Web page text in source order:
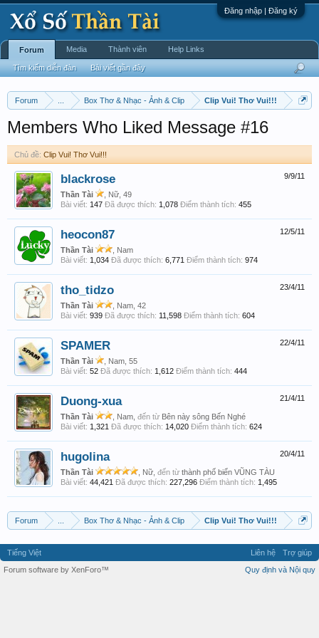
Đăng nhập | Đăng ký
Forum Box Thơ & Nhạc - Ảnh & Clip Clip Vui! Thơ Vui!!!
Members Who Liked Message #16
Chủ đề: Clip Vui! Thơ Vui!!!
9/9/11
blackrose
Thần Tài
, Nữ, 49
Bài viết: 147 Đã được thích: 1,078 Điểm thành tích: 455
12/5/11
heocon87
Thần Tài
, Nam
Bài viết: 1,034 Đã được thích: 6,771 Điểm thành tích: 974
23/4/11
tho_tidzo
Thần Tài
, Nam, 42
Bài viết: 939 Đã được thích: 11,598 Điểm thành tích: 604
22/4/11
SPAMER
Thần Tài
, Nam, 55
Bài viết: 52 Đã được thích: 1,612 Điểm thành tích: 444
21/4/11
Duong-xua
Thần Tài , Nam, đến từ Bên này sông Bến Nghé
Bài viết: 1,321 Đã được thích: 14,020 Điểm thành tích: 624
20/4/11
hugolina
Thần Tài , Nữ, đến từ thành phố biển VŨNG TÀU
Bài viết: 44,421 Đã được thích: 227,296 Điểm thành tích: 1,495
Forum Box Thơ & Nhạc - Ảnh & Clip Clip Vui! Thơ Vui!!!
Forum
Tìm kiếm diễn đàn Bài viết gần đây
Media Thành viên Help Links
Tiếng Việt Liên hệ
Trợ giúp
Quy định và Nội quy
Forum software by XenForo™